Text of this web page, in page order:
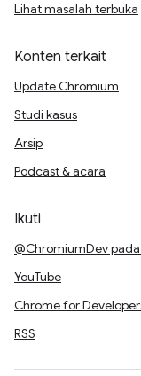
Lihat masalah terbuka
Konten terkait
Update Chromium
Studi kasus
Arsip
Podcast & acara
Ikuti
@ChromiumDev
YouTube
Chrome for
RSS